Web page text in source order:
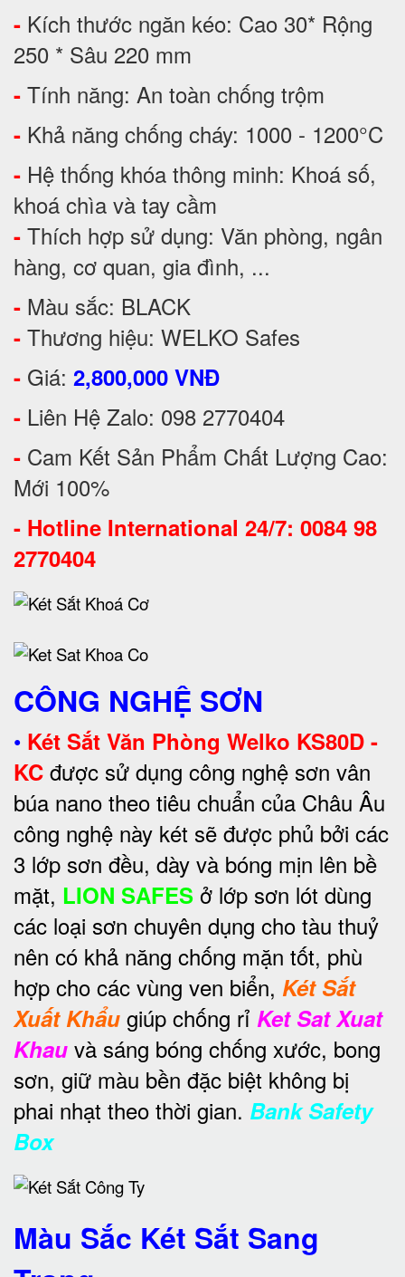
- Kích thước ngăn kéo: Cao 30* Rộng
250 * Sâu 220 mm
- Tính năng: An toàn chống trộm
- Khả năng chống cháy: 1000 - 1200°C
- Hệ thống khóa thông minh: Khoá số,
khoá chìa và tay cầm
- Thích hợp sử dụng: Văn phòng, ngân
hàng, cơ quan, gia đình, ...
- Màu sắc: BLACK
- Thương hiệu: WELKO Safes
- Giá: 2,800,000 VNĐ
- Liên Hệ Zalo: 098 2770404
- Cam Kết Sản Phẩm Chất Lượng Cao:
Mới 100%
- Hotline International 24/7: 0084 98
2770404
CÔNG NGHỆ SƠN
• Két Sắt Văn Phòng Welko KS80D -
KC được sử dụng công nghệ sơn vân
búa nano theo tiêu chuẩn của Châu Âu
công nghệ này két sẽ được phủ bởi các
3 lớp sơn đều, dày và bóng mịn lên bề
mặt, LION SAFES ở lớp sơn lót dùng
các loại sơn chuyên dụng cho tàu thuỷ
nên có khả năng chống mặn tốt, phù
hợp cho các vùng ven biển, Két Sắt
Xuất Khẩu giúp chống rỉ Ket Sat Xuat
Khau và sáng bóng chống xước, bong
sơn, giữ màu bền đặc biệt không bị
phai nhạt theo thời gian. Bank Safety
Box
Màu Sắc Két Sắt Sang